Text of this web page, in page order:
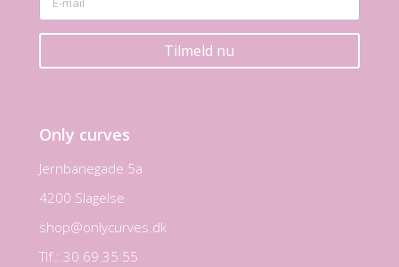
Tilmeld nu
Only curves
Jernbanegade 5a
4200 Slagelse
shop@onlycurves.dk
Tlf.: 30 69 35 55